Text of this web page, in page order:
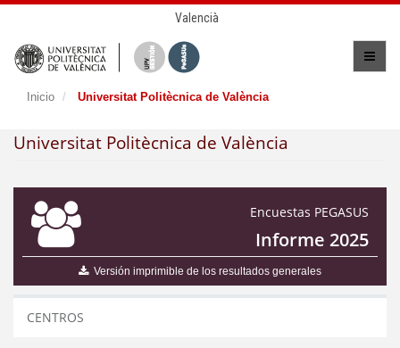
Valencià
Inicio Universitat Politècnica de València
Universitat Politècnica de València
Encuestas PEGASUS
Informe 2025
Versión imprimible de los resultados generales
CENTROS